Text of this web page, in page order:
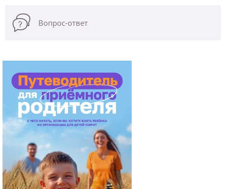
Вопрос-ответ